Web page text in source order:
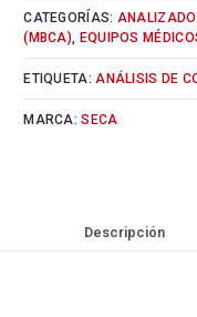
CATEGORÍAS:
(MBCA), EQUIPOS
ETIQUETA:ANÁLISIS DE
MARCA:SECA
Descripción